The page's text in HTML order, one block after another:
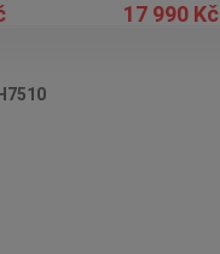
17 990 Kč